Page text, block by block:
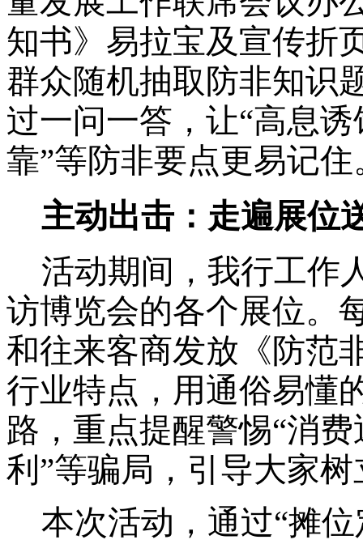
知书》易拉宝及宣传折
群众随机抽取防非知识
过一问一答，让“高息
靠”等防非要点更易记住
主动出击：走遍展位
活动期间，我行工作
访博览会的各个展位。
和往来客商发放 《防范
行业特点，用通俗易懂
路，重点提醒警惕“消
利”等骗局 ，引导大家
本次活动， 通过“摊